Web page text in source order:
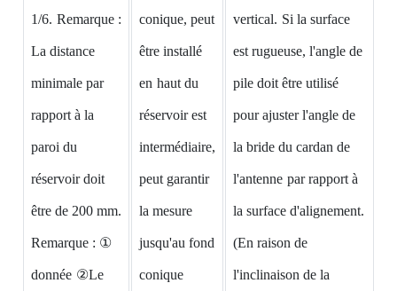
1/6. Remarque :
La distance
minimale par
rapport à la
paroi du
réservoir doit
être de 200 mm.
Remarque : ①
donnée ②Le
conique, peut
être installé
en haut du
réservoir est
intermédiaire,
peut garantir
la mesure
jusqu'au fond
conique
vertical. Si la surface
est rugueuse, l'angle de
pile doit être utilisé
pour ajuster l'angle de
la bride du cardan de
l'antenne par rapport à
la surface d'alignement.
(En raison de
l'inclinaison de la